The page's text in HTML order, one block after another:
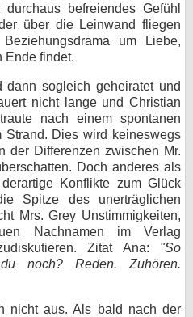
befreiendes Gefühl
über die Leinwand fliegen
um Liebe,
Ende findet.
dann sogleich geheiratet und
nicht lange und Christian
nach einem spontanen
Strand. Dies wird keineswegs
der Differenzen zwischen Mr.
Doch anderes als
Konflikte zum Glück
Spitze des unerträglichen
Mrs. Grey Unstimmigkeiten,
Nachnamen im Verlag
Zitat Ana: "So
noch? Reden. Zuhören.
nicht aus. Als bald nach der